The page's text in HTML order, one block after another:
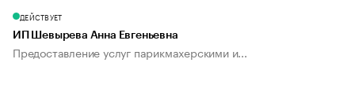
ДЕЙСТВУЕТ
ИП Шевырева Анна Евгеньевна
Предоставление услуг парикмахерскими и...